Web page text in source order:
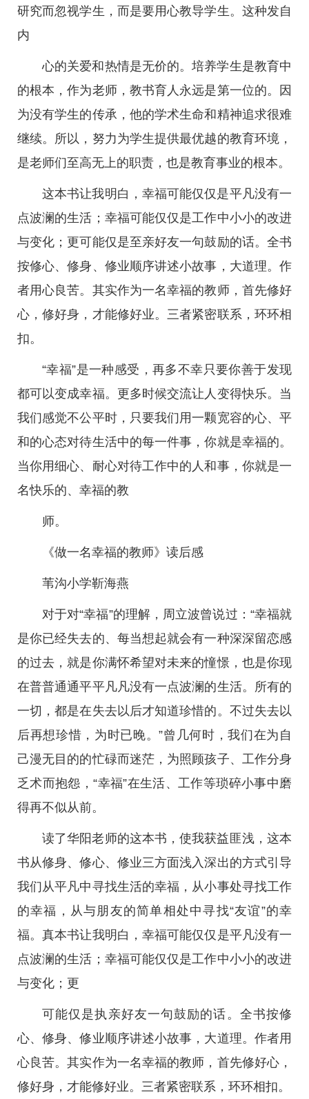
研究而忽视学生，而是要用心教导学生。这种发自
内
心的关爱和热情是无价的。培养学生是教育中
的根本，作为老师，教书育人永远是第一位的。因
为没有学生的传承，他的学术生命和精神追求很难
继续。所以，努力为学生提供最优越的教育环境，
是老师们至高无上的职责，也是教育事业的根本。
这本书让我明白，幸福可能仅仅是平凡没有一
点波澜的生活；幸福可能仅仅是工作中小小的改进
与变化；更可能仅是至亲好友一句鼓励的话。全书
按修心、修身、修业顺序讲述小故事，大道理。作
者用心良苦。其实作为一名幸福的教师，首先修好
心，修好身，才能修好业。三者紧密联系，环环相
扣。
“幸福”是一种感受，再多不幸只要你善于发现
都可以变成幸福。更多时候交流让人变得快乐。当
我们感觉不公平时，只要我们用一颗宽容的心、平
和的心态对待生活中的每一件事，你就是幸福的。
当你用细心、耐心对待工作中的人和事，你就是一
名快乐的、幸福的教
师。
《做一名幸福的教师》读后感
苇沟小学靳海燕
对于对“幸福”的理解，周立波曾说过：“幸福就
是你已经失去的、每当想起就会有一种深深留恋感
的过去，就是你满怀希望对未来的憧憬，也是你现
在普普通通平平凡凡没有一点波澜的生活。所有的
一切，都是在失去以后才知道珍惜的。不过失去以
后再想珍惜，为时已晚。”曾几何时，我们在为自
己漫无目的的忙碌而迷茫，为照顾孩子、工作分身
乏术而抱怨，“幸福”在生活、工作等琐碎小事中磨
得再不似从前。
读了华阳老师的这本书，使我获益匪浅，这本
书从修身、修心、修业三方面浅入深出的方式引导
我们从平凡中寻找生活的幸福，从小事处寻找工作
的幸福，从与朋友的简单相处中寻找“友谊”的幸
福。真本书让我明白，幸福可能仅仅是平凡没有一
点波澜的生活；幸福可能仅仅是工作中小小的改进
与变化；更
可能仅是执亲好友一句鼓励的话。全书按修
心、修身、修业顺序讲述小故事，大道理。作者用
心良苦。其实作为一名幸福的教师，首先修好心，
修好身，才能修好业。三者紧密联系，环环相扣。